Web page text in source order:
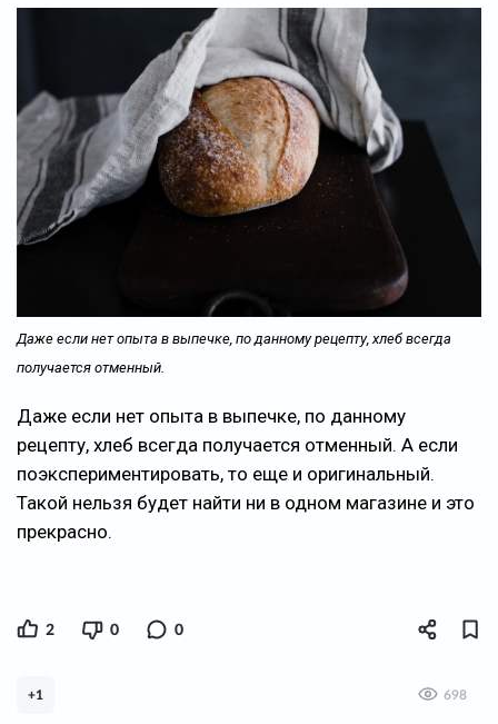
Даже если нет опыта в выпечке, по данному рецепту, хлеб всегда
получается отменный.
Даже если нет опыта в выпечке, по данному
рецепту, хлеб всегда получается отменный. А если
поэкспериментировать, то еще и оригинальный.
Такой нельзя будет найти ни в одном магазине и это
прекрасно.
2 0 0
+1 698